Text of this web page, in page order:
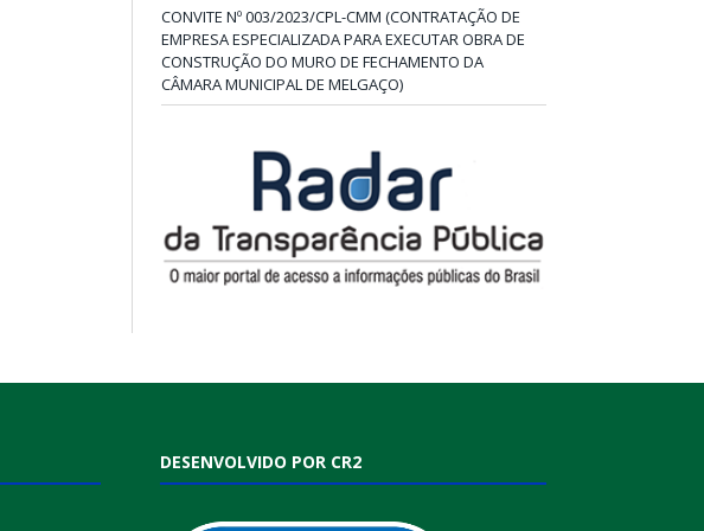
CONVITE Nº 003/2023/CPL-CMM (CONTRATAÇÃO DE
EMPRESA ESPECIALIZADA PARA EXECUTAR OBRA DE
CONSTRUÇÃO DO MURO DE FECHAMENTO DA
CÂMARA MUNICIPAL DE MELGAÇO)
DESENVOLVIDO POR CR2